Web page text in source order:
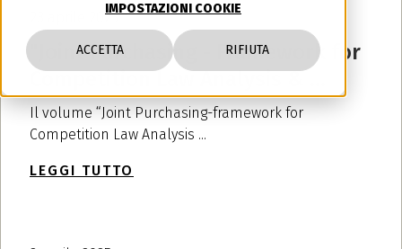
IMPOSTAZIONI COOKIE
ACCETTA RIFIUTA
23 aprile 2025
"Joint Purchasing - Framework for
Competition Law Analysis & ...
Il volume “Joint Purchasing-framework for
Competition Law Analysis ...
LEGGI TUTTO